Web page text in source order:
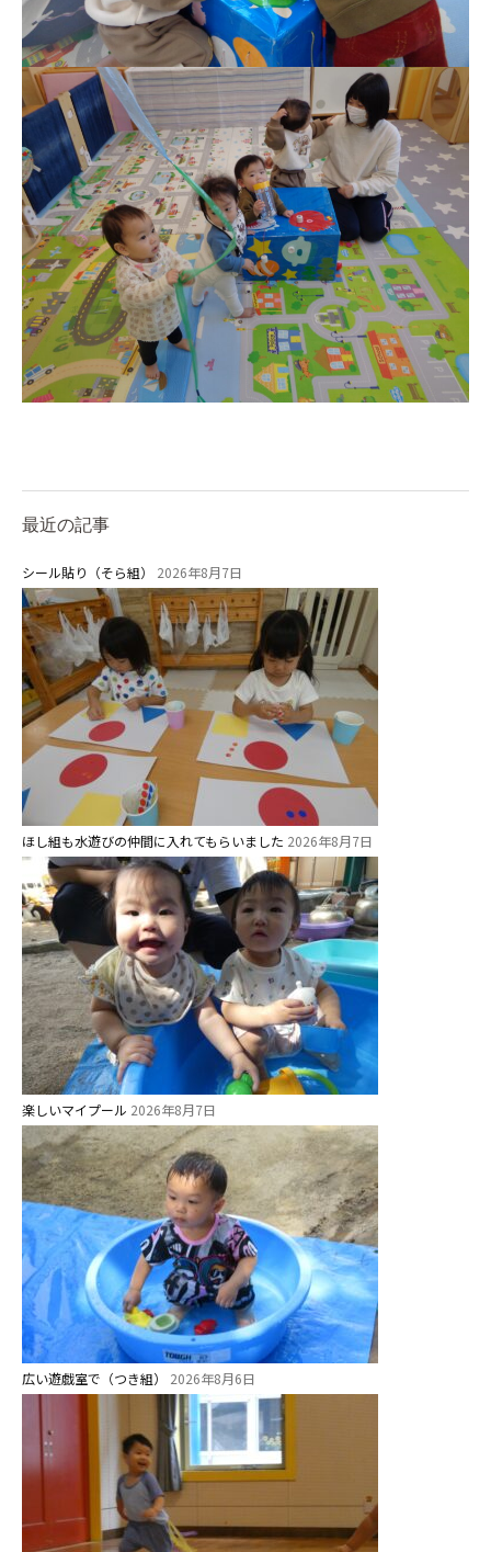
最近の記事
シール貼り（そら組） 2026年8月7日
ほし組も水遊びの仲間に入れてもらいました 2026年8月7日
楽しいマイプール 2026年8月7日
広い遊戯室で（つき組） 2026年8月6日
お知らせ
今日の幼稚園
園児募集要項